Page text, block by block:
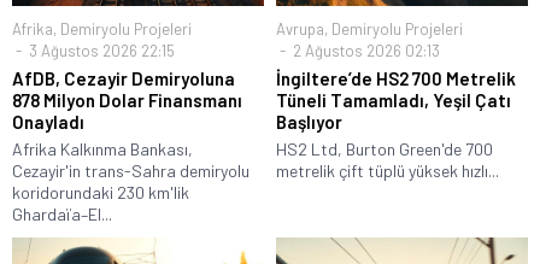
Afrika, Demiryolu Projeleri
3 Ağustos 2026 22:15
AfDB, Cezayir Demiryoluna
878 Milyon Dolar Finansmanı
Onayladı
Afrika Kalkınma Bankası,
Cezayir'in trans-Sahra demiryolu
koridorundaki 230 km'lik
Ghardaïa–El...
Avrupa, Demiryolu Projeleri
2 Ağustos 2026 02:13
İngiltere’de HS2 700 Metrelik
Tüneli Tamamladı, Yeşil Çatı
Başlıyor
HS2 Ltd, Burton Green'de 700
metrelik çift tüplü yüksek hızlı...